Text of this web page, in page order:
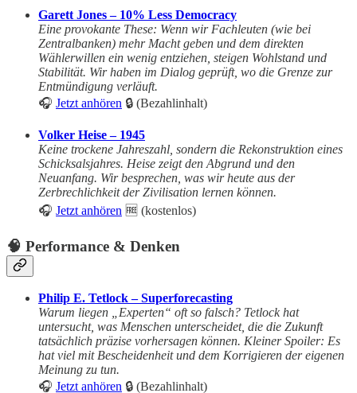
Garett Jones – 10% Less Democracy
Eine provokante These: Wenn wir Fachleuten (wie bei
Zentralbanken) mehr Macht geben und dem direkten
Wählerwillen ein wenig entziehen, steigen Wohlstand und
Stabilität. Wir haben im Dialog geprüft, wo die Grenze zur
Entmündigung verläuft.
🎧 Jetzt anhören 🔒 (Bezahlinhalt)
Volker Heise – 1945
Keine trockene Jahreszahl, sondern die Rekonstruktion eines
Schicksalsjahres. Heise zeigt den Abgrund und den
Neuanfang. Wir besprechen, was wir heute aus der
Zerbrechlichkeit der Zivilisation lernen können.
🎧 Jetzt anhören 🆓 (kostenlos)
🧠 Performance & Denken
Philip E. Tetlock – Superforecasting
Warum liegen „Experten“ oft so falsch? Tetlock hat
untersucht, was Menschen unterscheidet, die die Zukunft
tatsächlich präzise vorhersagen können. Kleiner Spoiler: Es
hat viel mit Bescheidenheit und dem Korrigieren der eigenen
Meinung zu tun.
🎧 Jetzt anhören 🔒 (Bezahlinhalt)